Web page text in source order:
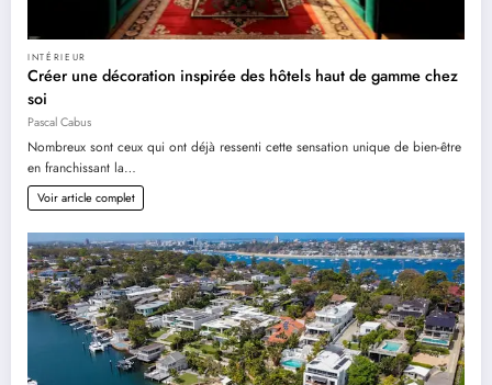
INTÉRIEUR
Créer une décoration inspirée des hôtels haut de gamme chez
soi
Pascal Cabus
Nombreux sont ceux qui ont déjà ressenti cette sensation unique de bien-être
en franchissant la…
Voir article complet